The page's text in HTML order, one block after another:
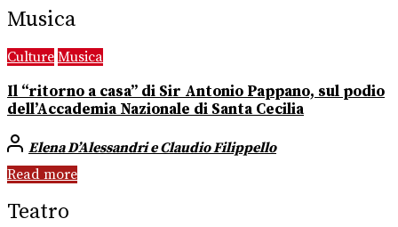
Musica
Culture Musica
Il “ritorno a casa” di Sir Antonio Pappano, sul podio
dell’Accademia Nazionale di Santa Cecilia
Elena D’Alessandri e Claudio Filippello
Read more
Teatro